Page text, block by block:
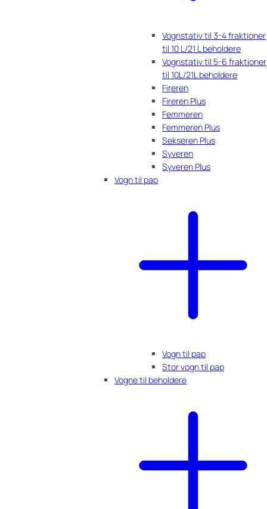
Vognstativ til 3-4 fraktioner
til 10 L/21 L beholdere
Vognstativ til 5-6 fraktioner
til 10L/21L beholdere
Fireren
Fireren Plus
Femmeren
Femmeren Plus
Sekseren Plus
Syveren
Syveren Plus
Vogn til pap
Vogn til pap
Stor vogn til pap
Vogne til beholdere